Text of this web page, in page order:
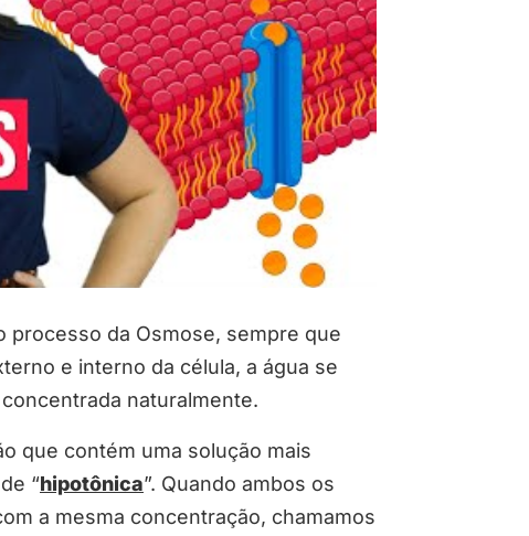
processo da Osmose, sempre que
e interno da célula, a água se
naturalmente.
que contém uma solução mais
“hipotônica”. Quando ambos os
a mesma concentração, chamamos